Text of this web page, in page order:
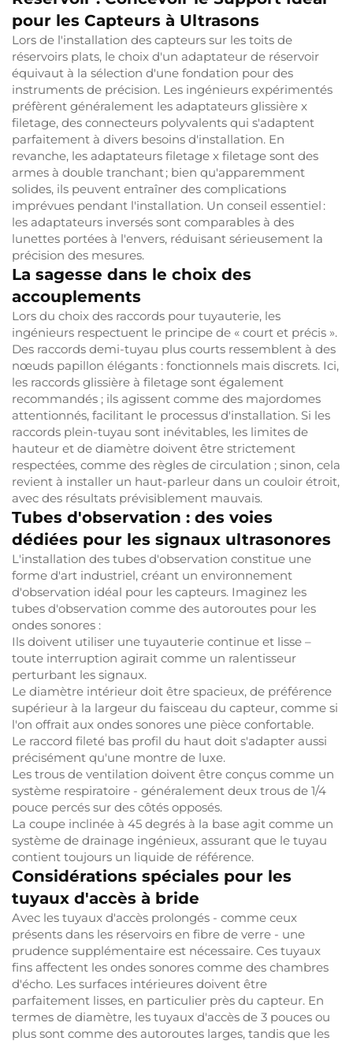
pour les Capteurs à Ultrasons
Lors de l'installation des capteurs sur les toits de
réservoirs plats, le choix d'un adaptateur de réservoir
équivaut à la sélection d'une fondation pour des
instruments de précision. Les ingénieurs expérimentés
préfèrent généralement les adaptateurs glissière x
filetage, des connecteurs polyvalents qui s'adaptent
parfaitement à divers besoins d'installation. En
revanche, les adaptateurs filetage x filetage sont des
armes à double tranchant ; bien qu'apparemment
solides, ils peuvent entraîner des complications
imprévues pendant l'installation. Un conseil essentiel :
les adaptateurs inversés sont comparables à des
lunettes portées à l'envers, réduisant sérieusement la
précision des mesures.
La sagesse dans le choix des
accouplements
Lors du choix des raccords pour tuyauterie, les
ingénieurs respectuent le principe de « court et précis ».
Des raccords demi-tuyau plus courts ressemblent à des
nœuds papillon élégants : fonctionnels mais discrets. Ici,
les raccords glissière à filetage sont également
recommandés ; ils agissent comme des majordomes
attentionnés, facilitant le processus d'installation. Si les
raccords plein-tuyau sont inévitables, les limites de
hauteur et de diamètre doivent être strictement
respectées, comme des règles de circulation ; sinon, cela
revient à installer un haut-parleur dans un couloir étroit,
avec des résultats prévisiblement mauvais.
Tubes d'observation : des voies
dédiées pour les signaux ultrasonores
L'installation des tubes d'observation constitue une
forme d'art industriel, créant un environnement
d'observation idéal pour les capteurs. Imaginez les
tubes d'observation comme des autoroutes pour les
ondes sonores :
Ils doivent utiliser une tuyauterie continue et lisse –
toute interruption agirait comme un ralentisseur
perturbant les signaux.
Le diamètre intérieur doit être spacieux, de préférence
supérieur à la largeur du faisceau du capteur, comme si
l'on offrait aux ondes sonores une pièce confortable.
Le raccord fileté bas profil du haut doit s'adapter aussi
précisément qu'une montre de luxe.
Les trous de ventilation doivent être conçus comme un
système respiratoire - généralement deux trous de 1/4
pouce percés sur des côtés opposés.
La coupe inclinée à 45 degrés à la base agit comme un
système de drainage ingénieux, assurant que le tuyau
contient toujours un liquide de référence.
Considérations spéciales pour les
tuyaux d'accès à bride
Avec les tuyaux d'accès prolongés - comme ceux
présents dans les réservoirs en fibre de verre - une
prudence supplémentaire est nécessaire. Ces tuyaux
fins affectent les ondes sonores comme des chambres
d'écho. Les surfaces intérieures doivent être
parfaitement lisses, en particulier près du capteur. En
termes de diamètre, les tuyaux d'accès de 3 pouces ou
plus sont comme des autoroutes larges, tandis que les